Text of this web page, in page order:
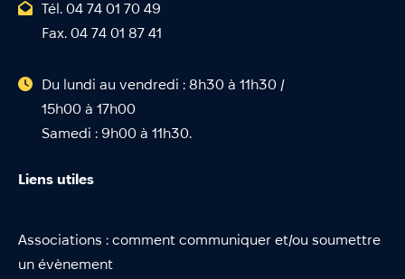
Tél. 04 74 01 70 49
Fax. 04 74 01 87 41
Du lundi au vendredi : 8h30 à 11h30 /
15h00 à 17h00
Samedi : 9h00 à 11h30.
Liens utiles
Associations : comment communiquer et/ou soumettre
un évènement